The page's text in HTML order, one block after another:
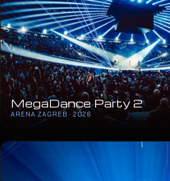
MegaDance Party 2
ARENA ZAGREB · 2026